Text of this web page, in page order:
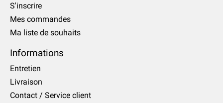
S'inscrire
Mes commandes
Ma liste de souhaits
Informations
Entretien
Livraison
Contact / Service client